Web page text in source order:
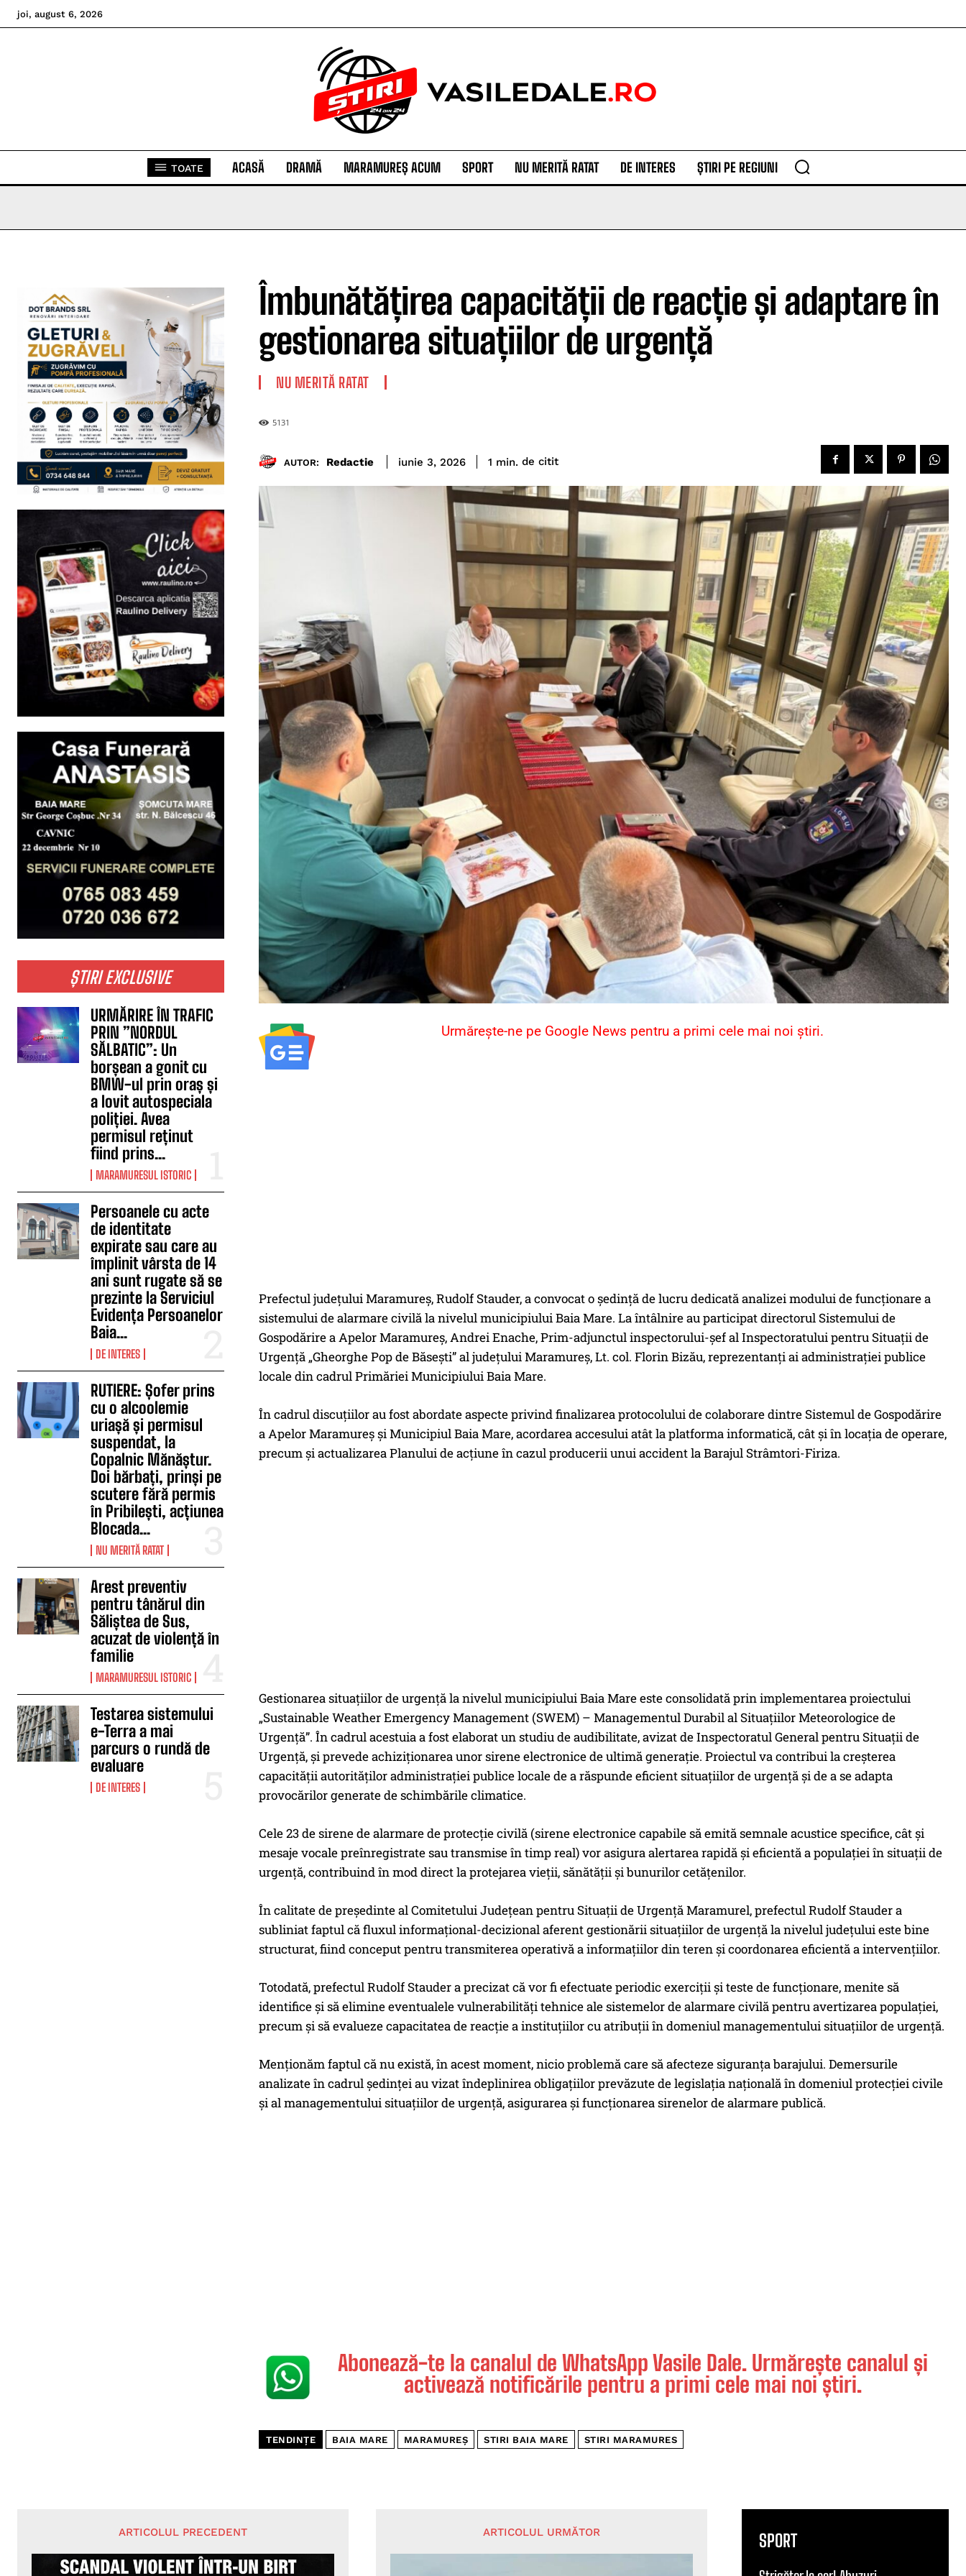
joi, august 6, 2026
TOATE ACASĂ DRAMĂ MARAMUREȘ ACUM SPORT NU MERITĂ RATAT DE INTERES ȘTIRI PE REGIUNI
ȘTIRI EXCLUSIVE
URMĂRIRE ÎN TRAFIC
PRIN ”NORDUL
SĂLBATIC”: Un
borșean a gonit cu
BMW-ul prin oraș și
a lovit autospeciala
poliției. Avea
permisul reținut
fiind prins...
MARAMURESUL ISTORIC
Persoanele cu acte
de identitate
expirate sau care au
împlinit vârsta de 14
ani sunt rugate să se
prezinte la Serviciul
Evidența Persoanelor
Baia...
DE INTERES
RUTIERE: Șofer prins
cu o alcoolemie
uriașă și permisul
suspendat, la
Copalnic Mănăștur.
Doi bărbați, prinși pe
scutere fără permis
în Pribilești, acțiunea
Blocada...
NU MERITĂ RATAT
Arest preventiv
pentru tânărul din
Săliștea de Sus,
acuzat de violență în
familie
MARAMURESUL ISTORIC
Testarea sistemului
e-Terra a mai
parcurs o rundă de
evaluare
DE INTERES
Îmbunătățirea capacității de reacție și adaptare în
gestionarea situațiilor de urgență
NU MERITĂ RATAT
5131
AUTOR: Redactie iunie 3, 2026 1 min. de citit
Urmărește-ne pe Google News pentru a primi cele mai noi știri.
Prefectul județului Maramureș, Rudolf Stauder, a convocat o ședință de lucru dedicată analizei modului de funcționare a
sistemului de alarmare civilă la nivelul municipiului Baia Mare. La întâlnire au participat directorul Sistemului de
Gospodărire a Apelor Maramureș, Andrei Enache, Prim-adjunctul inspectorului-șef al Inspectoratului pentru Situații de
Urgență „Gheorghe Pop de Băsești” al județului Maramureș, Lt. col. Florin Bizău, reprezentanți ai administrației publice
locale din cadrul Primăriei Municipiului Baia Mare.
În cadrul discuțiilor au fost abordate aspecte privind finalizarea protocolului de colaborare dintre Sistemul de Gospodărire
a Apelor Maramureș și Municipiul Baia Mare, acordarea accesului atât la platforma informatică, cât și în locația de operare,
precum și actualizarea Planului de acțiune în cazul producerii unui accident la Barajul Strâmtori-Firiza.
Gestionarea situațiilor de urgență la nivelul municipiului Baia Mare este consolidată prin implementarea proiectului
„Sustainable Weather Emergency Management (SWEM) – Managementul Durabil al Situațiilor Meteorologice de
Urgență”. În cadrul acestuia a fost elaborat un studiu de audibilitate, avizat de Inspectoratul General pentru Situații de
Urgență, și prevede achiziționarea unor sirene electronice de ultimă generație. Proiectul va contribui la creșterea
capacității autorităților administrației publice locale de a răspunde eficient situațiilor de urgență și de a se adapta
provocărilor generate de schimbările climatice.
Cele 23 de sirene de alarmare de protecție civilă (sirene electronice capabile să emită semnale acustice specifice, cât și
mesaje vocale preînregistrate sau transmise în timp real) vor asigura alertarea rapidă și eficientă a populației în situații de
urgență, contribuind în mod direct la protejarea vieții, sănătății și bunurilor cetățenilor.
În calitate de președinte al Comitetului Județean pentru Situații de Urgență Maramurel, prefectul Rudolf Stauder a
subliniat faptul că fluxul informațional-decizional aferent gestionării situațiilor de urgență la nivelul județului este bine
structurat, fiind conceput pentru transmiterea operativă a informațiilor din teren și coordonarea eficientă a intervențiilor.
Totodată, prefectul Rudolf Stauder a precizat că vor fi efectuate periodic exerciții și teste de funcționare, menite să
identifice și să elimine eventualele vulnerabilități tehnice ale sistemelor de alarmare civilă pentru avertizarea populației,
precum și să evalueze capacitatea de reacție a instituțiilor cu atribuții în domeniul managementului situațiilor de urgență.
Menționăm faptul că nu există, în acest moment, nicio problemă care să afecteze siguranța barajului. Demersurile
analizate în cadrul ședinței au vizat îndeplinirea obligațiilor prevăzute de legislația națională în domeniul protecției civile
și al managementului situațiilor de urgență, asigurarea și funcționarea sirenelor de alarmare publică.
Abonează-te la canalul de WhatsApp Vasile Dale. Urmărește canalul și
activează notificările pentru a primi cele mai noi știri.
TENDINȚE BAIA MARE MARAMUREȘ STIRI BAIA MARE STIRI MARAMURES
ARTICOLUL PRECEDENT ARTICOLUL URMĂTOR SPORT